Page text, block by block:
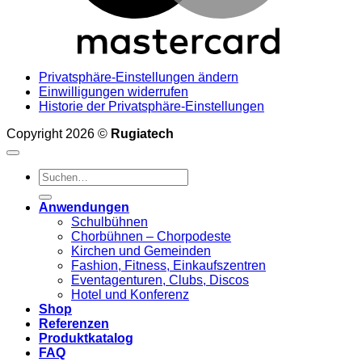
Privatsphäre-Einstellungen ändern
Einwilligungen widerrufen
Historie der Privatsphäre-Einstellungen
Copyright 2026 © Rugiatech
Suchen
nach:
Anwendungen
Schulbühnen
Chorbühnen – Chorpodeste
Kirchen und Gemeinden
Fashion, Fitness, Einkaufszentren
Eventagenturen, Clubs, Discos
Hotel und Konferenz
Shop
Referenzen
Produktkatalog
FAQ